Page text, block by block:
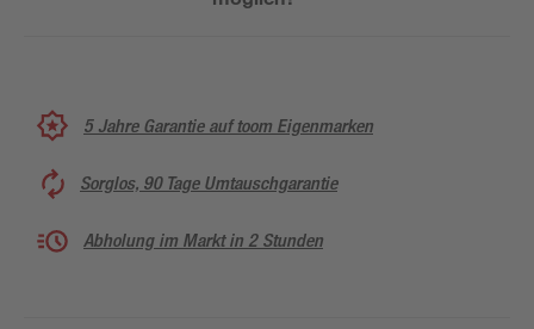
5 Jahre Garantie auf toom Eigenmarken
Sorglos, 90 Tage Umtauschgarantie
Abholung im Markt in 2 Stunden